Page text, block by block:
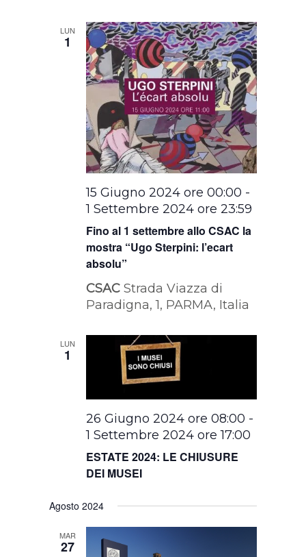
LUN
1
Fino al 1 settembre allo CSAC la
mostra “Ugo Sterpini: l’ecart
absolu”
15 Giugno 2024 ore 00:00 -
1 Settembre 2024 ore 23:59
CSACStrada Viazza di
Paradigna, 1, PARMA, Italia
LUN
1
ESTATE 2024: LE CHIUSURE
DEI MUSEI
26 Giugno 2024 ore 08:00 -
1 Settembre 2024 ore 17:00
Agosto 2024
MAR
27